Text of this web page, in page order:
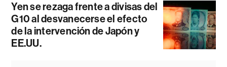
Yen se rezaga frente a divisas del
G10 al desvanecerse el efecto
de la intervención de Japón y
EE.UU.